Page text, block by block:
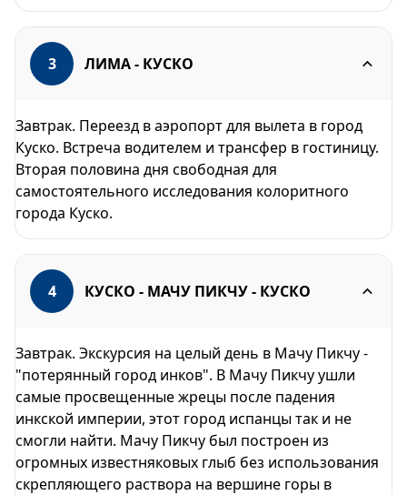
3 ЛИМА - КУСКО
Завтрак. Переезд в аэропорт для вылета в город
Куско. Встреча водителем и трансфер в гостиницу.
Вторая половина дня свободная для
самостоятельного исследования колоритного
города Куско.
4 КУСКО - МАЧУ ПИКЧУ - КУСКО
Завтрак. Экскурсия на целый день в Мачу Пикчу -
"потерянный город инков". В Мачу Пикчу ушли
самые просвещенные жрецы после падения
инкской империи, этот город испанцы так и не
смогли найти. Мачу Пикчу был построен из
огромных известняковыx глыб без использования
скрепляющего раствора на вершине горы в